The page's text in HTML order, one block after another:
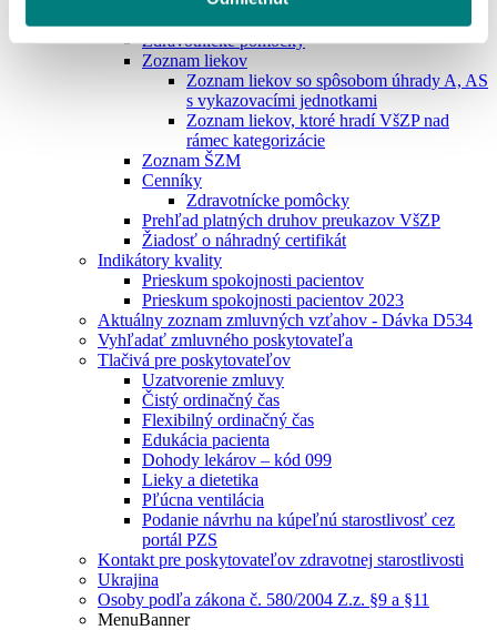
Zdravotnícke pomôcky
Zoznam liekov
Zoznam liekov so spôsobom úhrady A, AS
s vykazovacími jednotkami
Zoznam liekov, ktoré hradí VšZP nad
rámec kategorizácie
Zoznam ŠZM
Cenníky
Zdravotnícke pomôcky
Prehľad platných druhov preukazov VšZP
Žiadosť o náhradný certifikát
Indikátory kvality
Prieskum spokojnosti pacientov
Prieskum spokojnosti pacientov 2023
Aktuálny zoznam zmluvných vzťahov - Dávka D534
Vyhľadať zmluvného poskytovateľa
Tlačivá pre poskytovateľov
Uzatvorenie zmluvy
Čistý ordinačný čas
Flexibilný ordinačný čas
Edukácia pacienta
Dohody lekárov – kód 099
Lieky a dietetika
Pľúcna ventilácia
Podanie návrhu na kúpeľnú starostlivosť cez
portál PZS
Kontakt pre poskytovateľov zdravotnej starostlivosti
Ukrajina
Osoby podľa zákona č. 580/2004 Z.z. §9 a §11
MenuBanner